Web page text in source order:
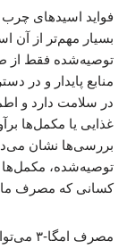
بسیار مهم‌تر از آن
توصیه‌شده فقط از
در سلامت دارد و
غذایی یا مکمل‌ها
بررسی‌ها نشان
توصیه‌شده، مکمل‌ها
کسانی که مصرف
مصرف